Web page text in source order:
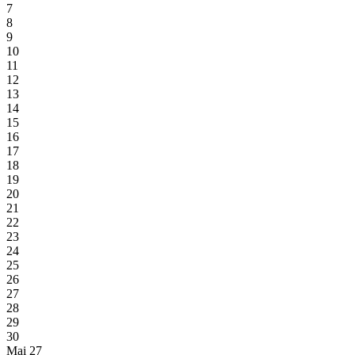
7
8
9
10
11
12
13
14
15
16
17
18
19
20
21
22
23
24
25
26
27
28
29
30
Mai 27